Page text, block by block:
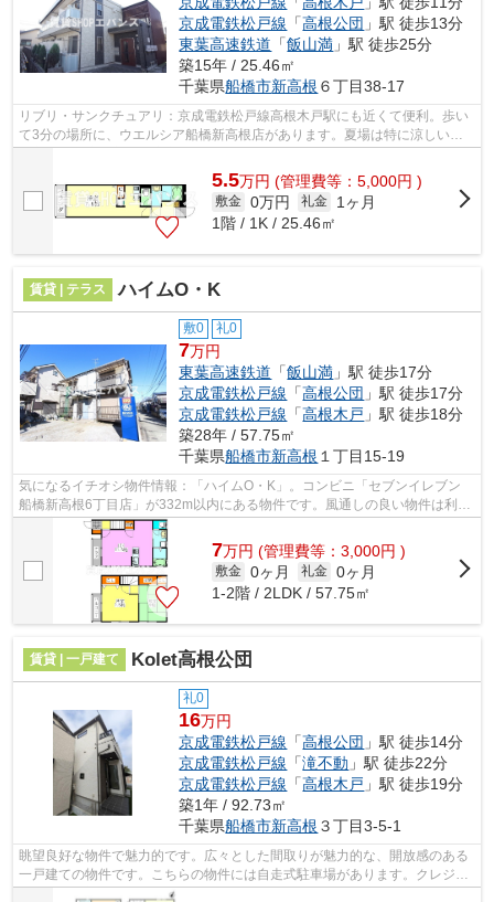
京成電鉄松戸線 「高根公団 」駅 徒歩13分
東葉高速鉄道 「飯山満 」駅 徒歩25分
築15年 / 25.46㎡
千葉県船橋市新高根 ６丁目38-17
リブリ・サンクチュアリ：京成電鉄松戸線高根木戸駅にも近くて便利。歩い
て3分の場所に、ウエルシア船橋新高根店があります。夏場は特に涼しい通
5.5万円 (管理費等：5,000円 )
敷金 0万円 礼金
1ヶ月
1階 / 1K / 25.46㎡
賃貸 | テラス ハイムO・K
敷0 礼0
7万円
東葉高速鉄道 「飯山満 」駅 徒歩17分
京成電鉄松戸線 「高根公団 」駅 徒歩17分
京成電鉄松戸線 「高根木戸 」駅 徒歩18分
築28年 / 57.75㎡
千葉県船橋市新高根 １丁目15-19
気になるイチオシ物件情報：「ハイムO・K」。コンビニ「セブンイレブン
船橋新高根6丁目店」が332m以内にある物件です。風通しの良い物件は利便
性が高く好条件です。外観も洋風でオシ...
7万円 (管理費等：3,000円 )
敷金 0ヶ月 礼金 0ヶ月
1-2階 / 2LDK / 57.75㎡
賃貸 | 一戸建て Kolet高根公団
礼0
16万円
京成電鉄松戸線 「高根公団 」駅 徒歩14分
京成電鉄松戸線 「滝不動 」駅 徒歩22分
京成電鉄松戸線 「高根木戸 」駅 徒歩19分
築1年 / 92.73㎡
千葉県船橋市新高根 ３丁目3-5-1
眺望良好な物件で魅力的です。広々とした間取りが魅力的な、開放感のある
一戸建ての物件です。こちらの物件には自走式駐車場があります。クレジッ
トカードで初期費用をお支払いいただ...